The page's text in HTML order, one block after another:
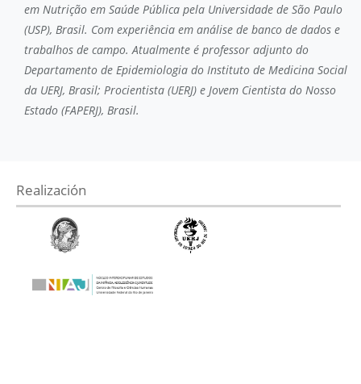
em Nutrição em Saúde Pública pela Universidade de São Paulo
(USP), Brasil. Com experiência em análise de banco de dados e
trabalhos de campo. Atualmente é professor adjunto do
Departamento de Epidemiologia do Instituto de Medicina Social
da UERJ, Brasil; Procientista (UERJ) e Jovem Cientista do Nosso
Estado (FAPERJ), Brasil.
Realización